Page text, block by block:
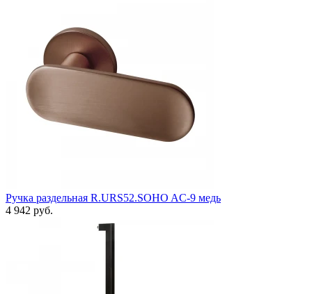
Ручка раздельная R.URS52.SOHO AC-9 медь
4 942 руб.